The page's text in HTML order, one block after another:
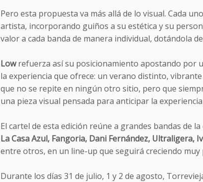
Pero esta propuesta va más allá de lo visual. Cada
artista, incorporando guiños a su estética y su
valor a cada banda de manera individual, dotándola
Lowrefuerza así su posicionamiento apostando por
la experiencia que ofrece: un verano distinto,
que no se repite en ningún otro sitio, pero que
una pieza visual pensada para anticipar la
El cartel de esta edición reúne a grandes bandas de la
La Casa Azul, Fangoria, Dani Fernández, Ultraligera,
entre otros, en un line-up que seguirá creciendo
Durante los días 31 de julio, 1 y 2 de agosto,